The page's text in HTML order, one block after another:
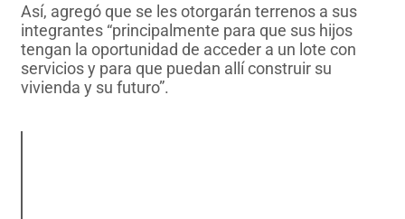
Así, agregó que se les otorgarán terrenos a sus
integrantes “principalmente para que sus hijos
tengan la oportunidad de acceder a un lote con
servicios y para que puedan allí construir su
vivienda y su futuro”.